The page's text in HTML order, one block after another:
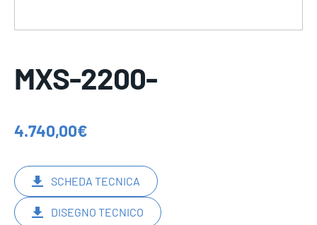
MXS-2200-
4.740,00€
SCHEDA TECNICA
DISEGNO TECNICO